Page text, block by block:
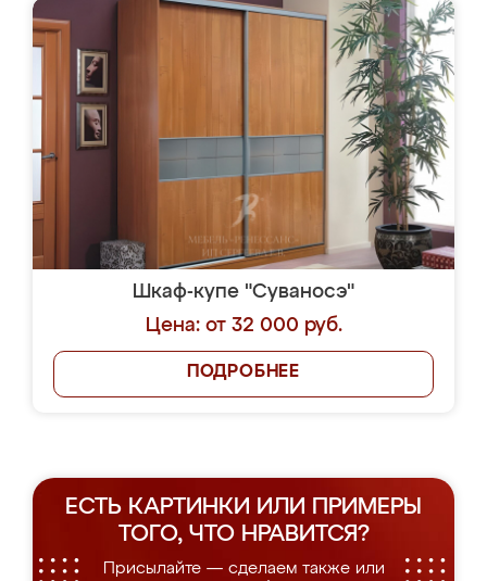
Шкаф-купе "Суваносэ"
Цена: от 32 000 руб.
ПОДРОБНЕЕ
ЕСТЬ КАРТИНКИ ИЛИ ПРИМЕРЫ
ТОГО, ЧТО НРАВИТСЯ?
Присылайте — сделаем также или